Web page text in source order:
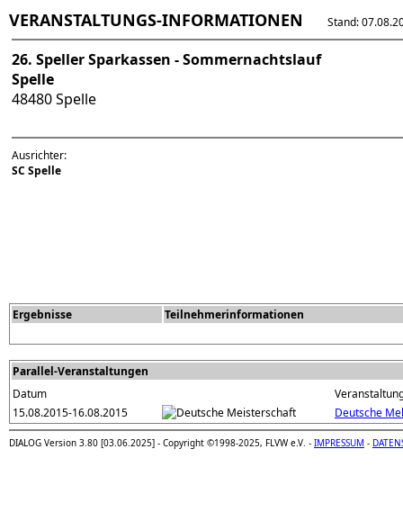
VERANSTALTUNGS-INFORMATIONEN Stand:
26. Speller Sparkassen - Sommernachtslauf
Spelle
48480 Spelle
Ausrichter:
SC Spelle
Ergebnisse Teilnehmerinformationen
Parallel-Veranstaltungen
Datum
15.08.2015-16.08.2015
Deutsche
DIALOG Version 3.80 [03.06.2025] - Copyright ©1998-2025, FLVW e.V. - IMPRESSUM -